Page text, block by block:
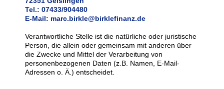
Tel.: 07433/904480
E-Mail: marc.birkle@birklefinanz.de
Verantwortliche Stelle ist die natürliche oder juristische
Person, die allein oder gemeinsam mit anderen über
die Zwecke und Mittel der Verarbeitung von
personenbezogenen Daten (z.B. Namen, E-Mail-
Adressen o. Ä.) entscheidet.